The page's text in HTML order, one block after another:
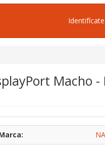
Identifícate
Macho